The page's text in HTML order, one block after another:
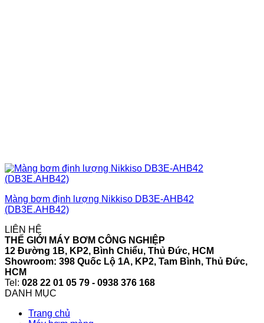
Màng bơm định lượng Nikkiso DB3E-AHB42
(DB3E.AHB42)
LIÊN HỆ
THẾ GIỚI MÁY BƠM CÔNG NGHIỆP
12 Đường 1B, KP2, Bình Chiểu, Thủ Đức, HCM
Showroom: 398 Quốc Lộ 1A, KP2, Tam Bình, Thủ Đức,
HCM
Tel: 028 22 01 05 79 - 0938 376 168
DANH MỤC
Trang chủ